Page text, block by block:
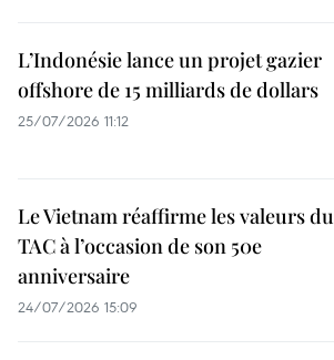
L’Indonésie lance un projet gazier
offshore de 15 milliards de dollars
25/07/2026 11:12
Le Vietnam réaffirme les valeurs du
TAC à l’occasion de son 50e
anniversaire
24/07/2026 15:09